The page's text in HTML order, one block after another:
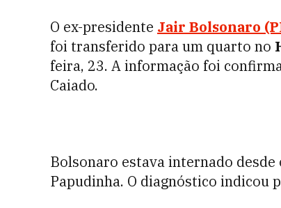
O ex-presidente Jair Bolsonaro
foi transferido para um quarto no
feira, 23. A informação foi
Caiado.
Bolsonaro estava internado
Papudinha. O diagnóstico indicou